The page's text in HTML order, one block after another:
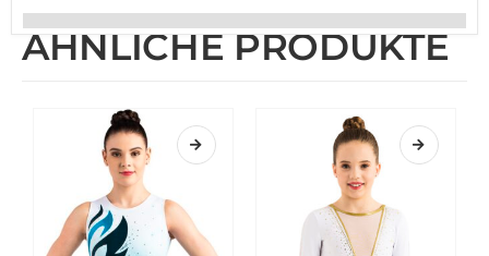
ÄHNLICHE PRODUKTE